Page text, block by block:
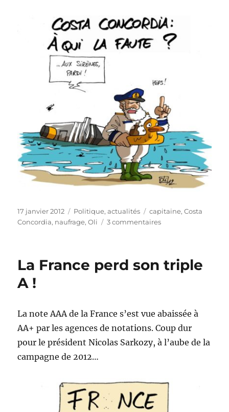
Publié
le
17 janvier 2012 Catégories
Politique, actualités Étiquettes
capitaine,Costa
Concordia, naufrage,Oli 3 commentairessur
à
La France perd son triple
A !
La note AAA de la France s’est vue abaissée à
AA+ par les agences de notations. Coup dur
pour le président Nicolas Sarkozy, à l’aube de la
campagne de 2012…